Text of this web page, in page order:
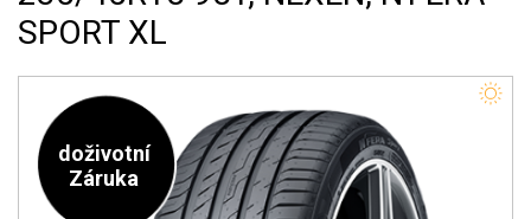
SPORT XL
doživotní
Záruka